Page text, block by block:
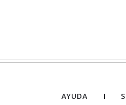
AYUDA